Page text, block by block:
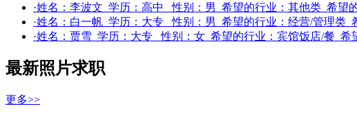
·姓名： 李波文 学历： 高中 性别： 男 希望的行业： 其他类 希望
·姓名： 白一帆 学历： 大专 性别： 男 希望的行业： 经营/管理类
·姓名： 贾雪 学历： 大专 性别： 女 希望的行业： 宾馆饭店/餐 希
最新照片求职
更多>>